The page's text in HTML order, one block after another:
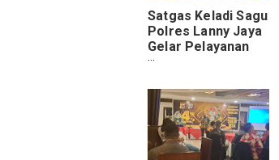
Satgas Keladi Sagu
Polres Lanny Jaya
Gelar Pelayanan
Kesehatan Gratis